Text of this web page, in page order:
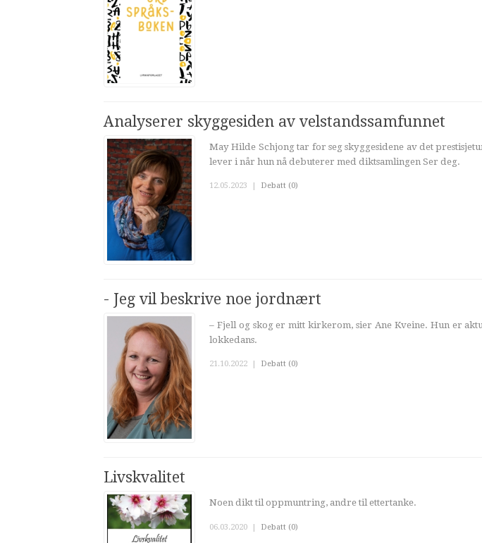
Analyserer skyggesiden av velstandssamfunnet
May Hilde Schjong tar for seg skyggesidene av det
lever i når hun nå debuterer med diktsamlingen Ser deg.
12.05.2023 Debatt (0)
- Jeg vil beskrive noe jordnært
– Fjell og skog er mitt kirkerom, sier Ane Kveine. Hun er
lokkedans.
21.10.2022 | Debatt (0)
Livskvalitet
Noen dikt til oppmuntring, andre til ettertanke.
06.03.2020 | Debatt (0)